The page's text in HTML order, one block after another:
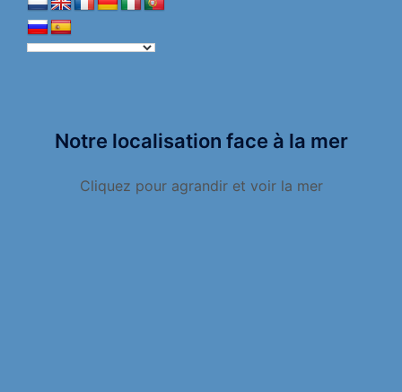
Notre localisation face à la mer
Cliquez pour agrandir et voir la mer